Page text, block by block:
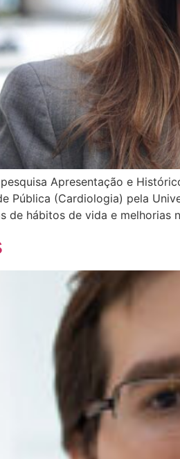
Apresentação e
Pública (Cardiologia) pela
de hábitos de vida e melhorias